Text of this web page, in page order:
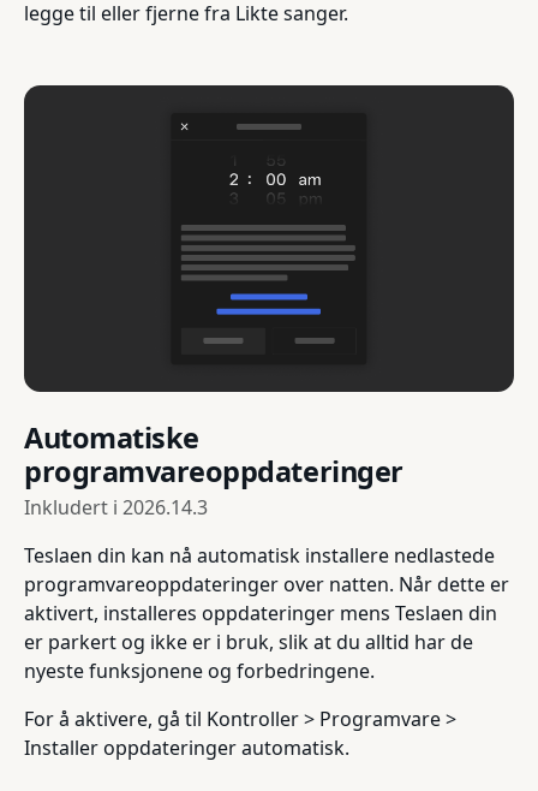
legge til eller fjerne fra Likte sanger.
Automatiske
programvareoppdateringer
Inkludert i 2026.14.3
Teslaen din kan nå automatisk installere nedlastede
programvareoppdateringer over natten. Når dette er
aktivert, installeres oppdateringer mens Teslaen din
er parkert og ikke er i bruk, slik at du alltid har de
nyeste funksjonene og forbedringene.
For å aktivere, gå til Kontroller > Programvare >
Installer oppdateringer automatisk.